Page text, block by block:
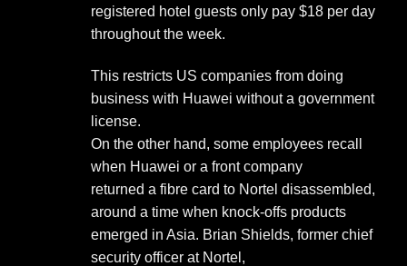
registered hotel guests only pay $18 per day
throughout the week.
This restricts US companies from doing
business with Huawei without a government
license.
On the other hand, some employees recall
when Huawei or a front company
returned a fibre card to Nortel disassembled,
around a time when knock-offs products
emerged in Asia. Brian Shields, former chief
security officer at Nortel,